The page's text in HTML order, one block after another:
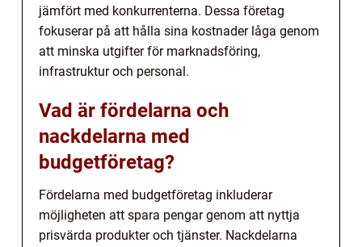
jämfört med konkurrenterna. Dessa företag
fokuserar på att hålla sina kostnader låga genom
att minska utgifter för marknadsföring,
infrastruktur och personal.
Vad är fördelarna och
nackdelarna med
budgetföretag?
Fördelarna med budgetföretag inkluderar
möjligheten att spara pengar genom att nyttja
prisvärda produkter och tjänster. Nackdelarna